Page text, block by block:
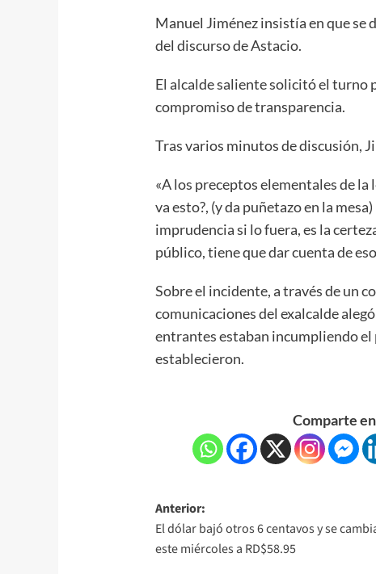
Manuel Jiménez insistía en que se
del discurso de Astacio.
El alcalde saliente solicitó el turno
compromiso de transparencia.
Tras varios minutos de discusión,
«A los preceptos elementales de la
va esto?, (y da puñetazo en la
imprudencia si lo fuera, es la
público, tiene que dar cuenta de
Sobre el incidente, a través de un
comunicaciones del exalcalde
entrantes estaban incumpliendo
establecieron.
Comparte
Anterior:
El dólar bajó otros 6 centavos y se
este miércoles a RD$58.95